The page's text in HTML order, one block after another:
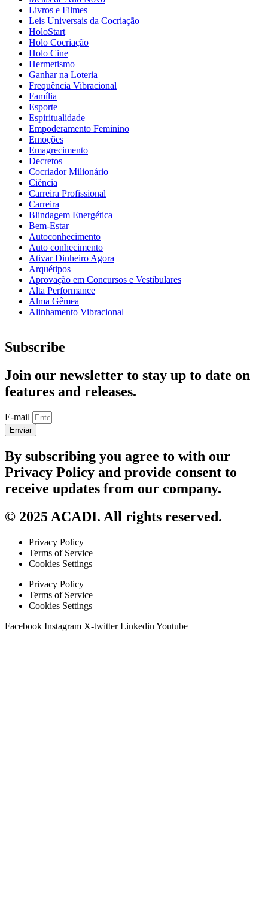
Livros e Filmes
Leis Universais da Cocriação
HoloStart
Holo Cocriação
Holo Cine
Hermetismo
Ganhar na Loteria
Frequência Vibracional
Família
Esporte
Espiritualidade
Empoderamento Feminino
Emoções
Emagrecimento
Decretos
Cocriador Milionário
Ciência
Carreira Profissional
Carreira
Blindagem Energética
Bem-Estar
Autoconhecimento
Auto conhecimento
Ativar Dinheiro Agora
Arquétipos
Aprovação em Concursos e Vestibulares
Alta Performance
Alma Gêmea
Alinhamento Vibracional
Subscribe
Join our newsletter to stay up to date on
features and releases.
E-mail
Enviar
By subscribing you agree to with our
Privacy Policy and provide consent to
receive updates from our company.
© 2025 ACADI. All rights reserved.
Privacy Policy
Terms of Service
Cookies Settings
Privacy Policy
Terms of Service
Cookies Settings
Facebook Instagram X-twitter Linkedin Youtube